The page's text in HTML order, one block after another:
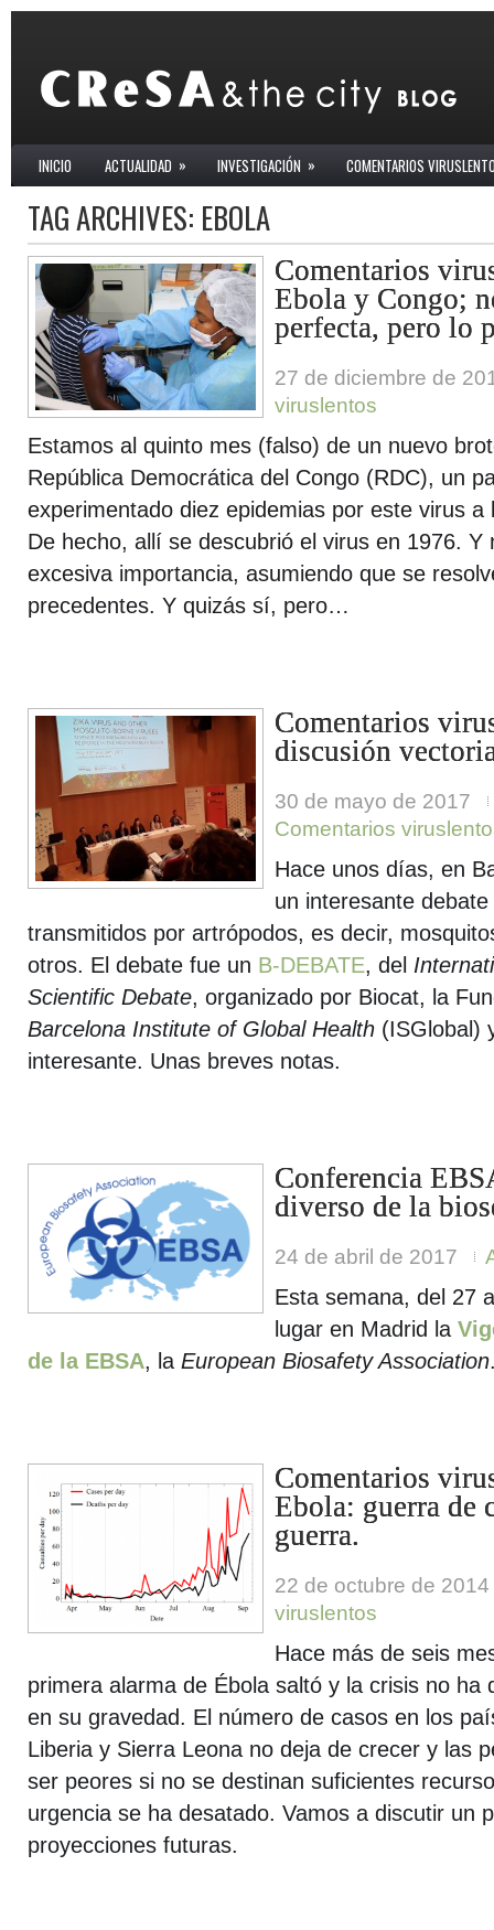
INICIO ACTUALIDAD » INVESTIGACIÓN » COMENTARIOS
TAG ARCHIVES: EBOLA
Comentarios
Ebola y Congo;
perfecta, pero lo
27 de diciembre de
viruslentos
Estamos al quinto mes (falso) de un nuevo
República Democrática del Congo (RDC), un
experimentado diez epidemias por este virus a
De hecho, allí se descubrió el virus en 1976. Y
excesiva importancia, asumiendo que se
precedentes. Y quizás sí, pero…
Comentarios
discusión
30 de mayo de 2017
Comentarios
Hace unos días, en
un interesante
transmitidos por artrópodos, es decir,
otros. El debate fue un B-DEBATE, del
Scientific Debate, organizado por Biocat, la
Barcelona Institute of Global Health (ISGlobal)
interesante. Unas breves notas.
Conferencia
diverso de la
24 de abril de 2017
Esta semana, del 27
lugar en Madrid la
de la EBSA, la European Biosafety Association
Comentarios
Ebola: guerra de
guerra.
22 de octubre de 2014
viruslentos
Hace más de seis
primera alarma de Ébola saltó y la crisis no ha
en su gravedad. El número de casos en los
Liberia y Sierra Leona no deja de crecer y las
ser peores si no se destinan suficientes
urgencia se ha desatado. Vamos a discutir un
proyecciones futuras.